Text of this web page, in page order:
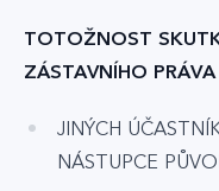
TOTOŽNOST
ZÁSTAVNÍHO
JINÝCH
NÁSTUPCE